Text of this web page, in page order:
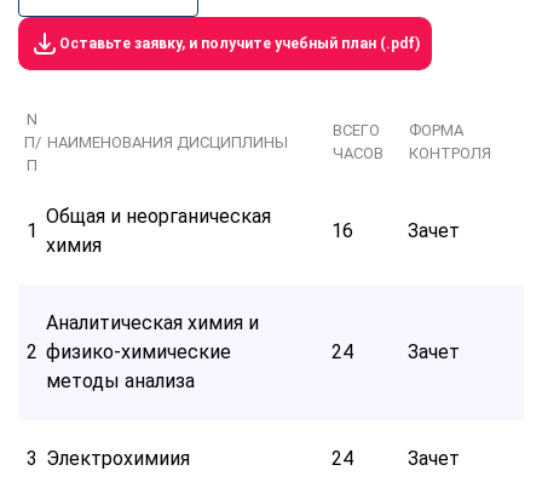
Оставьте заявку, и получите учебный план (.pdf)
N
П/
П
НАИМЕНОВАНИЯ ДИСЦИПЛИНЫ
ВСЕГО
ЧАСОВ
ФОРМА
КОНТРОЛЯ
1
Общая и неорганическая
химия
16 Зачет
2
Аналитическая химия и
физико-химические
методы анализа
24 Зачет
3 Электрохимиия 24 Зачет